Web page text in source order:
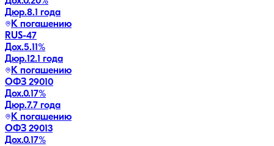
Дюр.8.1 года
К погашению
RUS-47
Дох.5.11%
Дюр.12.1 года
К погашению
ОФЗ 29010
Дох.0.17%
Дюр.7.7 года
К погашению
ОФЗ 29013
Дох.0.17%